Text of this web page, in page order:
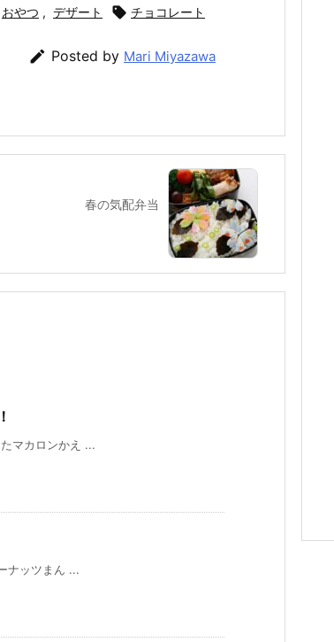
おやつ , デザート  チョコレート
 Posted by Mari Miyazawa
春の気配弁当
マカロンかえ ...
ナッツまん ...